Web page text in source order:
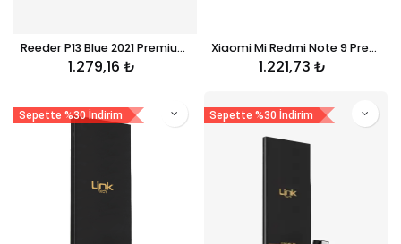
Reeder P13 Blue 2021 Premium Telefon Bataryası 3950 mAh HP001
1.279,16 ₺
Xiaomi Mi Redmi Note 9 Premium Telefon Bataryası 5000 mAh BN54
1.221,73 ₺
Sepette %30 İndirim Sepette %30 İndirim